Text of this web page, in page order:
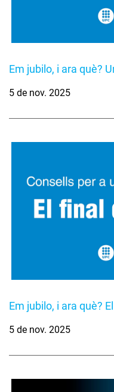
Em jubilo, i ara què?
5 de nov. 2025
Em jubilo, i ara què?
5 de nov. 2025